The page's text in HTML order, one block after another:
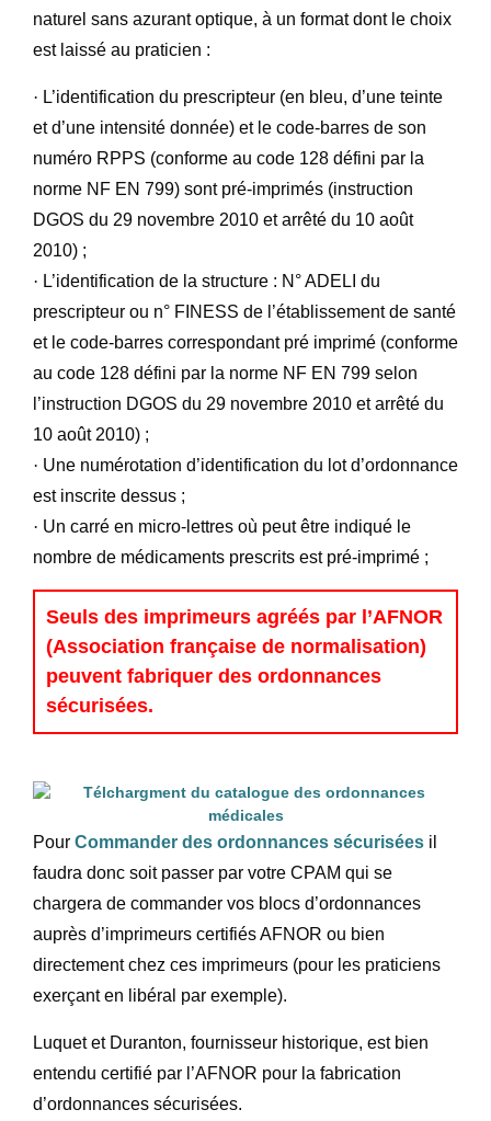
naturel sans azurant optique, à un format dont le choix
est laissé au praticien :
· L’identification du prescripteur (en bleu, d’une teinte
et d’une intensité donnée) et le code-barres de son
numéro RPPS (conforme au code 128 défini par la
norme NF EN 799) sont pré-imprimés (instruction
DGOS du 29 novembre 2010 et arrêté du 10 août
2010) ;
· L’identification de la structure : N° ADELI du
prescripteur ou n° FINESS de l’établissement de santé
et le code-barres correspondant pré imprimé (conforme
au code 128 défini par la norme NF EN 799 selon
l’instruction DGOS du 29 novembre 2010 et arrêté du
10 août 2010) ;
· Une numérotation d’identification du lot d’ordonnance
est inscrite dessus ;
· Un carré en micro-lettres où peut être indiqué le
nombre de médicaments prescrits est pré-imprimé ;
Seuls des imprimeurs agréés par l’AFNOR
(Association française de normalisation)
peuvent fabriquer des ordonnances
sécurisées.
Pour Commander des ordonnances sécurisées il
faudra donc soit passer par votre CPAM qui se
chargera de commander vos blocs d’ordonnances
auprès d’imprimeurs certifiés AFNOR ou bien
directement chez ces imprimeurs (pour les praticiens
exerçant en libéral par exemple).
Luquet et Duranton, fournisseur historique, est bien
entendu certifié par l’AFNOR pour la fabrication
d’ordonnances sécurisées.